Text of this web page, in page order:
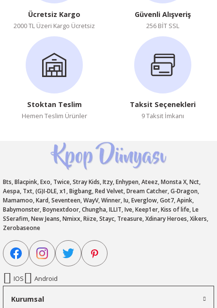
Ücretsiz Kargo
2000 TL Üzeri Kargo Ücretsiz
Güvenli Alışveriş
256 BİT SSL
Stoktan Teslim
Hemen Teslim Ürünler
Taksit Seçenekleri
9 Taksit İmkanı
Bts, Blacpink, Exo, Twice, Stray Kids, Itzy, Enhypen, Ateez, Monsta X, Nct,
Aespa, Txt, (G)I-DLE, x1, Bigbang, Red Velvet, Dream Catcher, G-Dragon,
Mamamoo, Kard, Seventeen, WayV, Winner, Iu, Everglow, Got7, Apink,
Babymonster, Boynextdoor, Chungha, ILLIT, Ive, Keep1er, Kiss of life, Le
SSerafim, New Jeans, Nmixx, Riize, Stayc, Treasure, Xdinary Heroes, Xikers,
Zerobaseone
IOS Android
Kurumsal